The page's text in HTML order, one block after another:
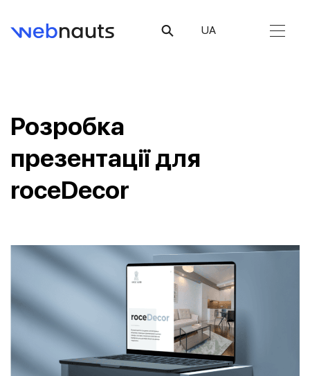
UA
Розробка
презентації для
roceDecor